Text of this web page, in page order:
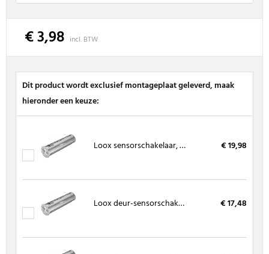
€ 3,98 incl. BTW
Dit product wordt exclusief montageplaat geleverd, maak
hieronder een keuze:
Loox sensorschakelaar, contactloos € 19,98
Loox deur-sensorschakelaar € 17,48